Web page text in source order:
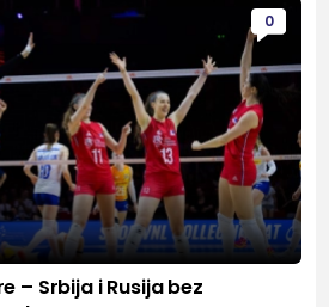
0
– Srbija i Rusija bez